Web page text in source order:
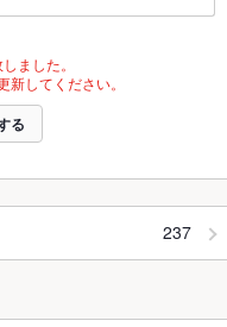
ました。
してください。
る
237